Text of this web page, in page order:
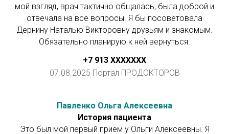
мой взгляд, врач тактично общалась, была доброй и
отвечала на все вопросы. Я бы посоветовала
Дернину Наталью Викторовну друзьям и знакомым.
Обязательно планирую к ней вернуться.
+7 913 ХХXXXXX
07.08.2025 Портал ПРОДОКТОРОВ
Павленко Ольга Алексеевна
История пациента
Это был мой первый прием у Ольги Алексеевны. Я